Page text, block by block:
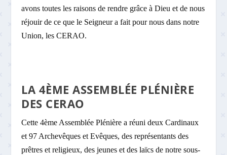
avons toutes les raisons de rendre grâce à Dieu et de nous
réjouir de ce que le Seigneur a fait pour nous dans notre
Union, les CERAO.
LA 4ÈME ASSEMBLÉE PLÉNIÈRE
DES CERAO
Cette 4ème Assemblée Plénière a réuni deux Cardinaux
et 97 Archevêques et Evêques, des représentants des
prêtres et religieux, des jeunes et des laïcs de notre sous-